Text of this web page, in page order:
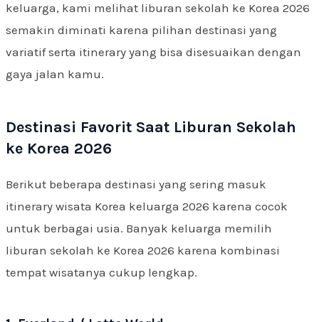
keluarga, kami melihat liburan sekolah ke Korea 2026
semakin diminati karena pilihan destinasi yang
variatif serta itinerary yang bisa disesuaikan dengan
gaya jalan kamu.
Destinasi Favorit Saat Liburan Sekolah
ke Korea 2026
Berikut beberapa destinasi yang sering masuk
itinerary wisata Korea keluarga 2026 karena cocok
untuk berbagai usia. Banyak keluarga memilih
liburan sekolah ke Korea 2026 karena kombinasi
tempat wisatanya cukup lengkap.